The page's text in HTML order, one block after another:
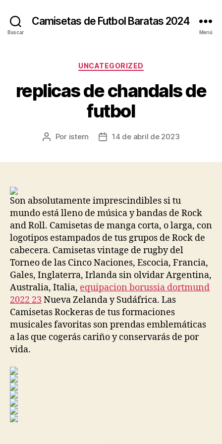
Buscar
Camisetas de Futbol Baratas 2024
Menú
Categorías
UNCATEGORIZED
replicas de chandals de
futbol
Autor
Por istern
Fecha14 de abril de 2023
Son absolutamente imprescindibles si tu
mundo está lleno de música y bandas de Rock
and Roll. Camisetas de manga corta, o larga, con
logotipos estampados de tus grupos de Rock de
cabecera. Camisetas vintage de rugby del
Torneo de las Cinco Naciones, Escocia, Francia,
Gales, Inglaterra, Irlanda sin olvidar Argentina,
Australia, Italia, equipacion borussia dortmund
2022 23 Nueva Zelanda y Sudáfrica. Las
Camisetas Rockeras de tus formaciones
musicales favoritas son prendas emblemáticas
a las que cogerás cariño y conservarás de por
vida.